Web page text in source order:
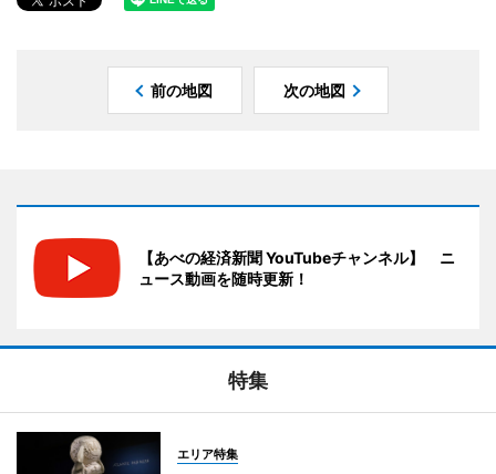
前の地図 次の地図
【あべの経済新聞 YouTubeチャンネル】 ニ
ュース動画を随時更新！
特集
エリア特集